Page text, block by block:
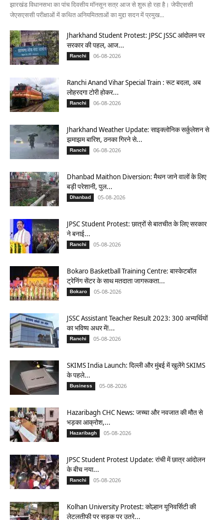
झारखंड विधानसभा का पांच दिवसीय मॉनसून सत्र आज से शुरू हो रहा है। जेपीएससी
जेएसएससी परीक्षाओं में कथित अनियमितताओं का मुद्दा सदन में प्रमुख...
Jharkhand Student Protest: JPSC JSSC आंदोलन पर
सरकार की पहल, आज...
Ranchi 06-08-2026
Ranchi Anand Vihar Special Train : रूट बदला, अब
लोहरदगा टोरी होकर...
Ranchi 06-08-2026
Jharkhand Weather Update: साइक्लोनिक सर्कुलेशन से
झमाझम बारिश, ठनका गिरने से...
Ranchi 06-08-2026
Dhanbad Maithon Diversion: मैथन जाने वालों के लिए
बड़ी परेशानी, पुल...
Dhanbad 05-08-2026
JPSC Student Protest: छात्रों से बातचीत के लिए सरकार
ने बनाई...
Ranchi 05-08-2026
Bokaro Basketball Training Centre: बास्केटबॉल
ट्रेनिंग सेंटर के साथ मतदाता जागरूकता...
Bokaro 05-08-2026
JSSC Assistant Teacher Result 2023: 300 अभ्यर्थियों
का भविष्य अधर में!...
Ranchi 05-08-2026
SKIMS India Launch: दिल्ली और मुंबई में खुलेंगे SKIMS
के पहले...
Business 05-08-2026
Hazaribagh CHC News: जच्चा और नवजात की मौत से
भड़का आक्रोश,...
Hazaribagh 05-08-2026
JPSC Student Protest Update: रांची में छात्र आंदोलन
के बीच नया...
Ranchi 05-08-2026
Kolhan University Protest: कोल्हान यूनिवर्सिटी की
लेटलतीफी पर सड़क पर उतरे...